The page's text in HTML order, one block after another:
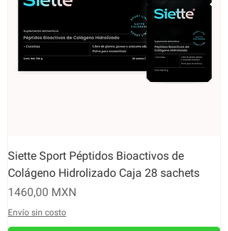
Siette Sport Péptidos Bioactivos de
Colágeno Hidrolizado Caja 28 sachets
Precio
1460,00 MXN
Envío sin costo